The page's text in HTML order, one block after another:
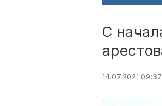
С
14.07.2021 09:37